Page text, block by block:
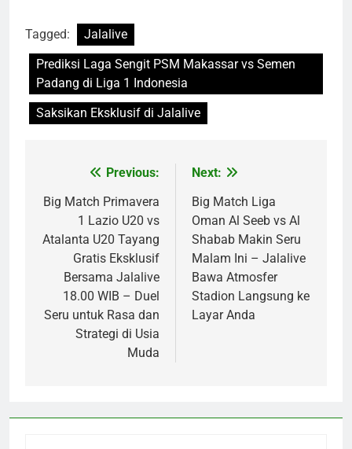
Tagged:
Jalalive
Prediksi Laga Sengit PSM Makassar vs Semen
Padang di Liga 1 Indonesia
Saksikan Eksklusif di Jalalive
navigation
Previous:
Big Match Primavera
1 Lazio U20 vs
Atalanta U20 Tayang
Gratis Eksklusif
Bersama Jalalive
18.00 WIB – Duel
Seru untuk Rasa dan
Strategi di Usia
Muda
Next:
Big Match Liga
Oman Al Seeb vs Al
Shabab Makin Seru
Malam Ini – Jalalive
Bawa Atmosfer
Stadion Langsung ke
Layar Anda